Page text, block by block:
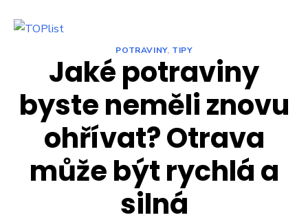
POTRAVINY, TIPY
Jaké potraviny
byste neměli znovu
ohřívat? Otrava
může být rychlá a
silná